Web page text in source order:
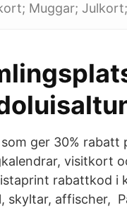
Muggar;
ger 30%
visitkort
rabattkod i
skyltar, affischer,